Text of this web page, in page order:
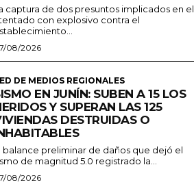
captura de dos presuntos implicados en el
con explosivo contra el
08/2026
DE MEDIOS REGIONALES
EN JUNÍN: SUBEN A 15 LOS
Y SUPERAN LAS 125
DESTRUIDAS O
balance preliminar de daños que dejó el
de magnitud 5.0 registrado la...
08/2026